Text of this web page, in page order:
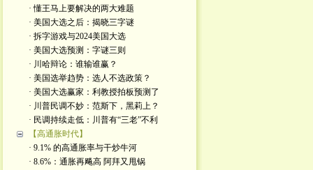
· 懂王马上要解决的两大难题
· 美国大选之后：揭晓三字谜
· 拆字游戏与2024美国大选
· 美国大选预测：字谜三则
· 川哈辩论：谁输谁赢？
· 美国选举趋势：选人不选政策？
· 美国大选赢家：利教授拍板预测了
· 川普民调不妙：范斯下，黑莉上？
· 民调持续走低：川普有“三老”不利
【高通胀时代】
· 9.1% 的高通胀率与干炒牛河
· 8.6%：通胀再飚高 阿拜又甩锅